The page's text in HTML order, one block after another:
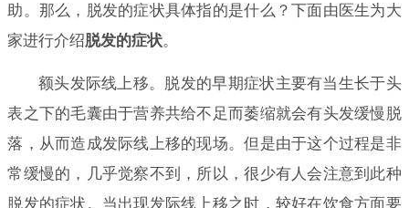
助。那么，脱发的症状具体指的是什么？下面由医生为大
家进行介绍脱发的症状。
额头发际线上移。脱发的早期症状主要有当生长于头
表之下的毛囊由于营养共给不足而萎缩就会有头发缓慢脱
落，从而造成发际线上移的现场。但是由于这个过程是非
常缓慢的，几乎觉察不到，所以，很少有人会注意到此种
脱发的症状。当出现发际线上移之时，较好在饮食方面要